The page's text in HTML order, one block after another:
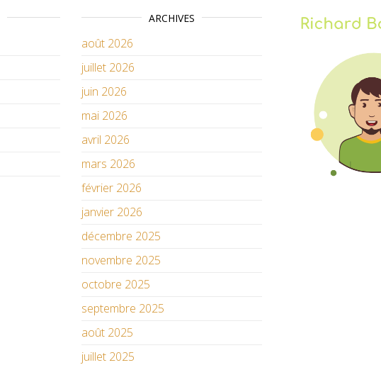
ARCHIVES
août 2026
juillet 2026
juin 2026
mai 2026
avril 2026
mars 2026
février 2026
janvier 2026
décembre 2025
novembre 2025
octobre 2025
septembre 2025
août 2025
juillet 2025